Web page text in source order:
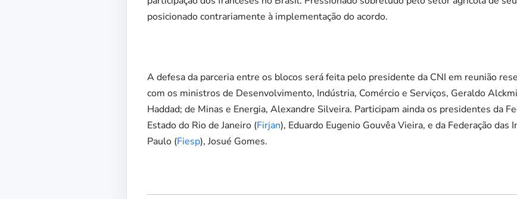
posicionado contrariamente à implementação do acordo.
A defesa da parceria entre os blocos será feita pelo presidente da CNI em reunião
com os ministros de Desenvolvimento, Indústria, Comércio e Serviços, Geraldo
Haddad; de Minas e Energia, Alexandre Silveira. Participam ainda os presidentes da
Estado do Rio de Janeiro (Firjan), Eduardo Eugenio Gouvêa Vieira, e da Federação das
Paulo (Fiesp), Josué Gomes.